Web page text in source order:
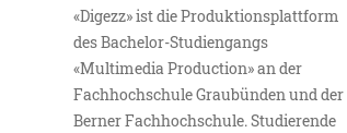
«Digezz» ist die Produktionsplattform
des Bachelor-Studiengangs
«Multimedia Production» an der
Fachhochschule Graubünden und der
Berner Fachhochschule. Studierende